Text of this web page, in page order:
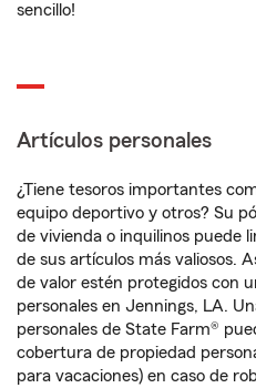
sencillo!
Artículos personales
¿Tiene tesoros importantes
equipo deportivo y otros? Su
de vivienda o inquilinos puede
de sus artículos más valiosos.
de valor estén protegidos con
personales en Jennings, LA.
personales de State Farm®
cobertura de propiedad
para vacaciones) en caso de